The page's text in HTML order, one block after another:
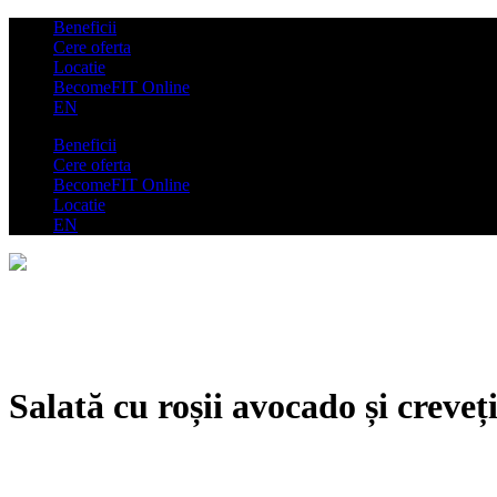
Beneficii
Cere oferta
Locatie
BecomeFIT Online
EN
Beneficii
Cere oferta
BecomeFIT Online
Locatie
EN
Salată cu roșii avocado și creveți